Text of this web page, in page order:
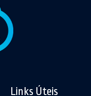
Links Úteis